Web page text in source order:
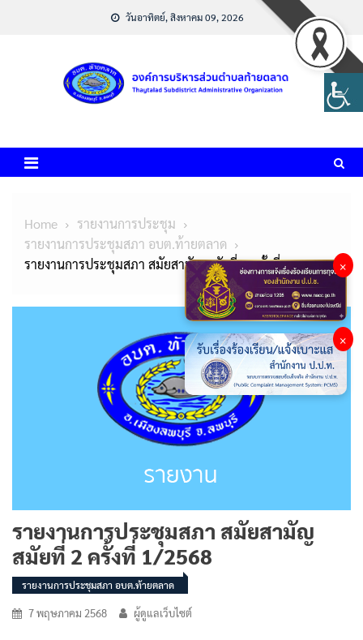
วันอาทิตย์, สิงหาคม 09, 2026
Home
รายงานการประชุม
รายงานการประชุมสภา อบต.ท้ายตลาด
รายงานการประชุมสภา สมัยสามัญ สมัยที่ 2 ครั้งที่ 1/2568
รายงานการประชุมสภา สมัยสามัญ
สมัยที่ 2 ครั้งที่ 1/2568
รายงานการประชุมสภา อบต.ท้ายตลาด
7 พฤษภาคม 2568 ผู้ดูแลเว็บไซต์
×
×